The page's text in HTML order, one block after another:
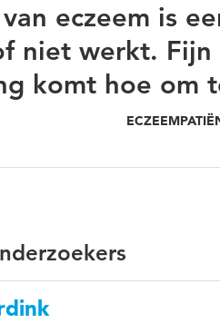
eczeem is
niet werkt. Fijn
komt hoe om